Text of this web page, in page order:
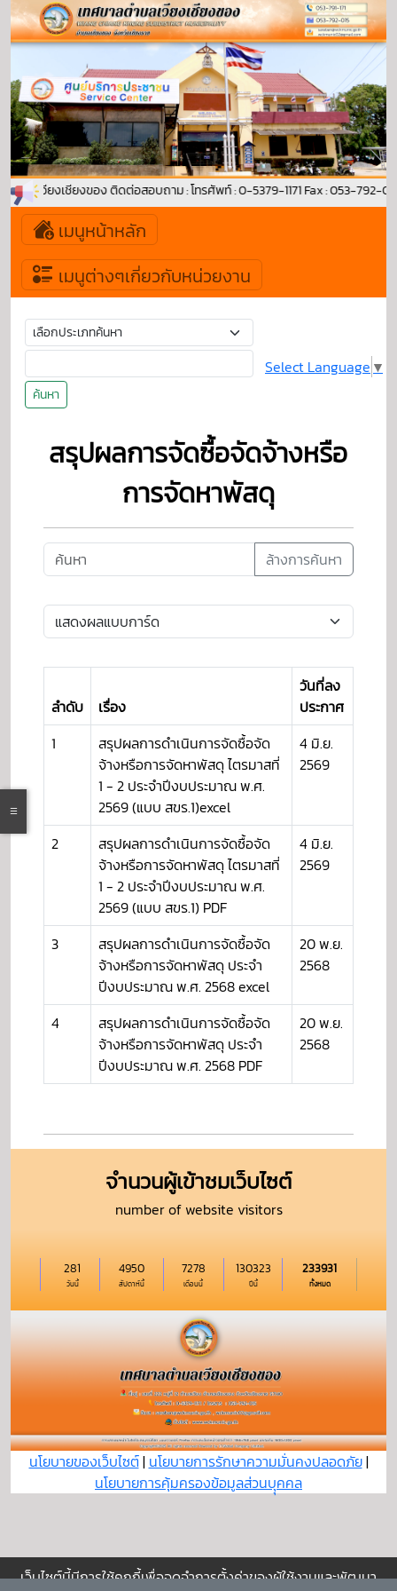
บลเวียงเชียงของ ติดต่อสอบถาม : โทรศัพท์ : 0-5379-1171 Fax : 053-792-
เมนูหน้าหลัก
เมนูต่างๆเกี่ยวกับหน่วยงาน
ค้นหา
Select Language ▼
สรุปผลการจัดซื้อจัดจ้างหรือ
การจัดหาพัสดุ
ล้างการค้นหา
ลำดับ เรื่อง
วันที่ลง
ประกาศ
1
สรุปผลการดำเนินการจัดซื้อจัด
จ้างหรือการจัดหาพัสดุ ไตรมาสที่
1 - 2 ประจำปีงบประมาณ พ.ศ.
2569 (แบบ สขร.1)excel
4 มิ.ย.
2569
2
สรุปผลการดำเนินการจัดซื้อจัด
จ้างหรือการจัดหาพัสดุ ไตรมาสที่
1 - 2 ประจำปีงบประมาณ พ.ศ.
2569 (แบบ สขร.1) PDF
4 มิ.ย.
2569
3
สรุปผลการดำเนินการจัดซื้อจัด
จ้างหรือการจัดหาพัสดุ ประจำ
ปีงบประมาณ พ.ศ. 2568 excel
20 พ.ย.
2568
4
สรุปผลการดำเนินการจัดซื้อจัด
จ้างหรือการจัดหาพัสดุ ประจำ
ปีงบประมาณ พ.ศ. 2568 PDF
20 พ.ย.
2568
จำนวนผู้เข้าชมเว็บไซต์
number of website visitors
วันนี้
281
สัปดาห์นี้
4950
เดือนนี้
7278
ปีนี้
130323
ทั้งหมด
233931
นโยบายของเว็บไซต์| นโยบายการรักษาความมั่นคงปลอดภัย|
นโยบายการคุ้มครองข้อมูลส่วนบุุคคล
เว็บไซต์นี้มีการใช้คุกกี้เพื่อจดจำการตั้งค่าของผู้ใช้งานและพัฒนา